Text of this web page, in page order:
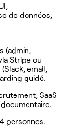
de données,
(admin,
Stripe ou
email,
guidé.
SaaS
personnes.